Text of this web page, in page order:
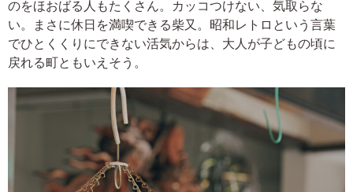
のをほおばる人もたくさん。カッコつけない、気取らな
い。まさに休日を満喫できる柴又。昭和レトロという言葉
でひとくくりにできない活気からは、大人が子どもの頃に
戻れる町ともいえそう。